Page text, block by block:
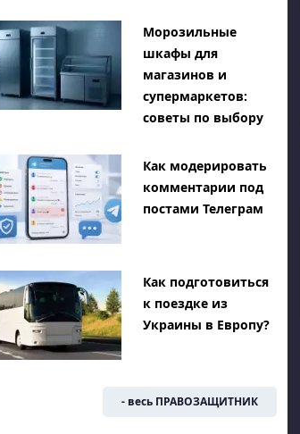
Морозильные
шкафы для
магазинов и
супермаркетов:
советы по выбору
Как модерировать
комментарии под
постами Телеграм
Как подготовиться
к поездке из
Украины в Европу?
- весь ПРАВОЗАЩИТНИК